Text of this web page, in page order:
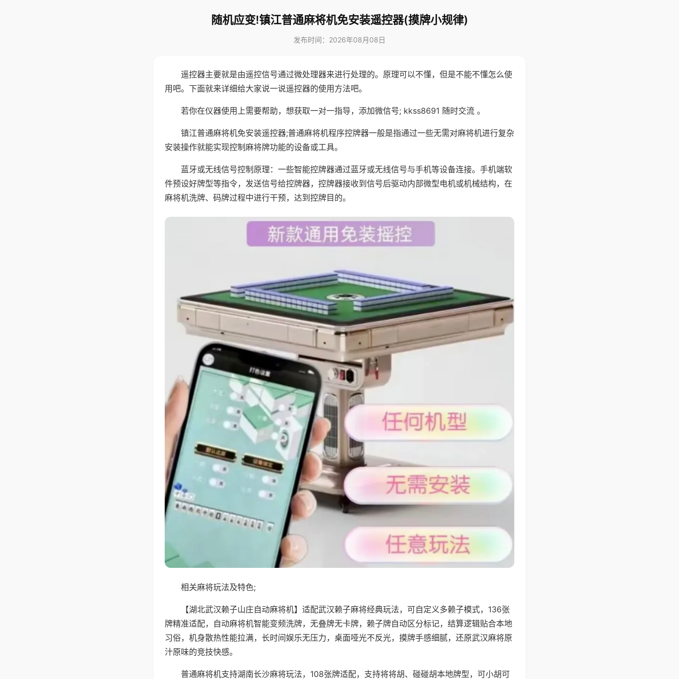
随机应变!镇江普通麻将机免安装遥控器(摸牌小规律)
发布时间：2026年08月08日
遥控器主要就是由遥控信号通过微处理器来进行处理的。原理可以不懂，但是不能不懂怎么使
用吧。下面就来详细给大家说一说遥控器的使用方法吧。
若你在仪器使用上需要帮助，想获取一对一指导，添加微信号; kkss8691 随时交流 。
镇江普通麻将机免安装遥控器;普通麻将机程序控牌器一般是指通过一些无需对麻将机进行复杂
安装操作就能实现控制麻将牌功能的设备或工具。
蓝牙或无线信号控制原理：一些智能控牌器通过蓝牙或无线信号与手机等设备连接。手机端软
件预设好牌型等指令，发送信号给控牌器，控牌器接收到信号后驱动内部微型电机或机械结构，在
麻将机洗牌、码牌过程中进行干预，达到控牌目的。
相关麻将玩法及特色;
【湖北武汉赖子山庄自动麻将机】适配武汉赖子麻将经典玩法，可自定义多赖子模式，136张
牌精准适配，自动麻将机智能变频洗牌，无叠牌无卡牌，赖子牌自动区分标记，结算逻辑贴合本地
习俗，机身散热性能拉满，长时间娱乐无压力，桌面哑光不反光，摸牌手感细腻，还原武汉麻将原
汁原味的竞技快感。
普通麻将机支持湖南长沙麻将玩法，108张牌适配，支持将将胡、碰碰胡本地牌型，可小胡可